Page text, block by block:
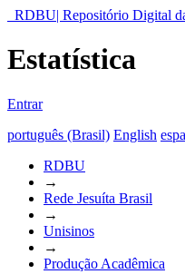
RDBU| Repositório Digital
Estatística
Entrar
português (Brasil) English
RDBU
→
Rede Jesuíta Brasil
→
Unisinos
→
Produção Acadêmica